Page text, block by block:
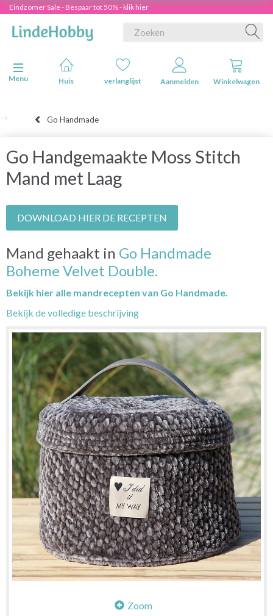
Eindzomer Sale - Bespaar tot 50% - klik hier
Navigatie in-/uitschakelen
Menu
Huis verlanglijst Aanmelden Winkelwagen
Go Handmade
Go Handgemaakte Moss Stitch
Mand met Laag
DOWNLOAD HIER DE RECEPTEN
Mand gehaakt in Go Handmade
Boheme Velvet Double.
Bekijk hier alle mandrecepten van Go Handmade.
Bekijk de volledige beschrijving
Zoom